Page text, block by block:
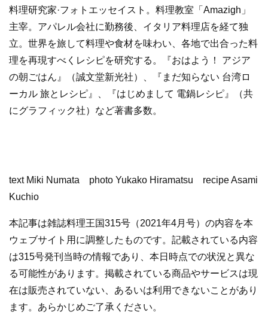
料理研究家·フォトエッセイスト。料理教室「Amazigh」
主宰。アパレル会社に勤務後、イタリア料理店を経て独
立。世界を旅して料理や食材を味わい、各地で出合った料
理を再現すべくレシピを研究する。『おはよう！ アジア
の朝ごはん』（誠文堂新光社）、『まだ知らない 台湾ロ
ーカル 旅とレシピ』、『はじめまして 電鍋レシピ』（共
にグラフィック社）など著書多数。
text Miki Numata photo Yukako Hiramatsu recipe Asami
Kuchio
本記事は雑誌料理王国315号（2021年4月号）の内容を本
ウェブサイト用に調整したものです。記載されている内容
は315号発刊当時の情報であり、本日時点での状況と異な
る可能性があります。掲載されている商品やサービスは現
在は販売されていない、あるいは利用できないことがあり
ます。あらかじめご了承ください。